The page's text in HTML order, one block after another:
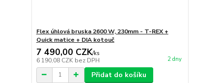
Flex úhlová bruska 2600 W, 230mm - T-REX +
Quick matice + DIA kotouč
7 490,00 CZK/ks
6 190,08 CZK bez DPH 2 dny
Přidat do košíku